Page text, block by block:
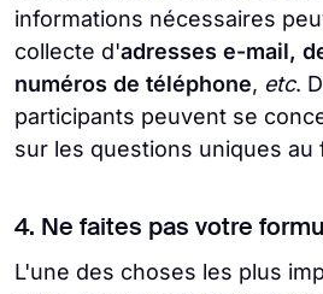
informations nécessaires
collecte d'adresses e-mail,
numéros de téléphone, etc.
participants peuvent se
sur les questions uniques au
4. Ne faites pas votre
L'une des choses les plus